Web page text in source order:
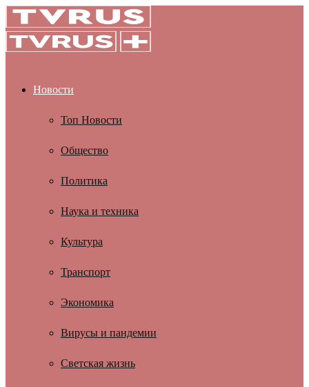
Новости
Топ Новости
Общество
Политика
Наука и техника
Культура
Транспорт
Экономика
Вирусы и пандемии
Светская жизнь